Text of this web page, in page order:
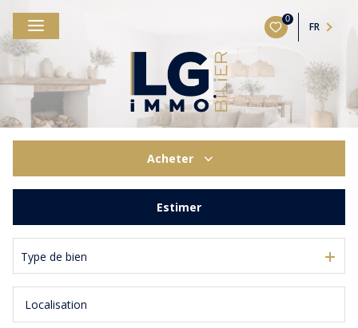
0
FR
Acheter
Estimer
Type de bien